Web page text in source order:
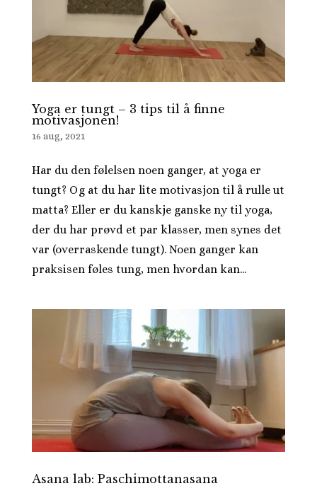
Yoga er tungt – 3 tips til å finne
motivasjonen!
16 aug, 2021
Har du den følelsen noen ganger, at yoga er
tungt? Og at du har lite motivasjon til å rulle ut
matta? Eller er du kanskje ganske ny til yoga,
der du har prøvd et par klasser, men synes det
var (overraskende tungt). Noen ganger kan
praksisen føles tung, men hvordan kan...
Asana lab: Paschimottanasana